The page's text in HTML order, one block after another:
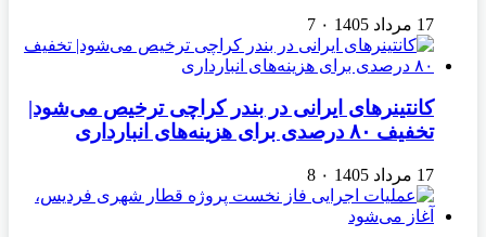
17 مرداد 1405 ۰ 7
کانتینرهای ایرانی در بندر کراچی ترخیص می‌شود|
تخفیف ۸۰ درصدی برای هزینه‌های انبارداری
17 مرداد 1405 ۰ 8